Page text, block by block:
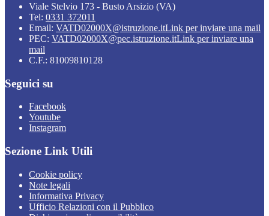
Viale Stelvio 173 - Busto Arsizio (VA)
Tel: 0331 372011
Email: VATD02000X@istruzione.itLink per inviare una mail
PEC: VATD02000X@pec.istruzione.itLink per inviare una
mail
C.F.: 81009810128
Seguici su
Facebook
Youtube
Instagram
Sezione Link Utili
Cookie policy
Note legali
Informativa Privacy
Ufficio Relazioni con il Pubblico